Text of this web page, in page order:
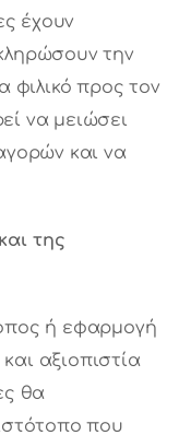
έχουν
την
φιλικό προς τον
να μειώσει
και να
της
ή εφαρμογή
αξιοπιστία
θα
που